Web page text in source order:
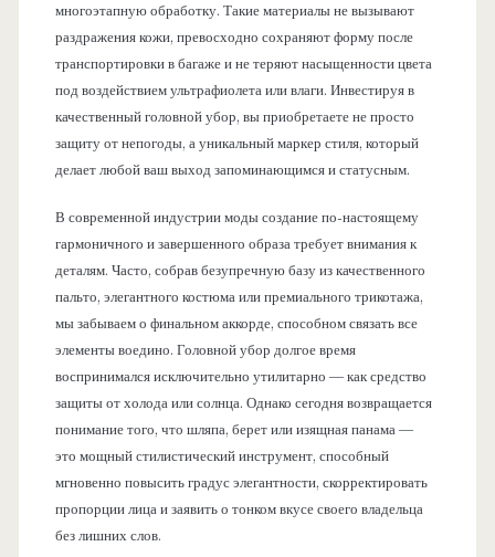
многоэтапную обработку. Такие материалы не вызывают
раздражения кожи, превосходно сохраняют форму после
транспортировки в багаже и не теряют насыщенности цвета
под воздействием ультрафиолета или влаги. Инвестируя в
качественный головной убор, вы приобретаете не просто
защиту от непогоды, а уникальный маркер стиля, который
делает любой ваш выход запоминающимся и статусным.
В современной индустрии моды создание по-настоящему
гармоничного и завершенного образа требует внимания к
деталям. Часто, собрав безупречную базу из качественного
пальто, элегантного костюма или премиального трикотажа,
мы забываем о финальном аккорде, способном связать все
элементы воедино. Головной убор долгое время
воспринимался исключительно утилитарно — как средство
защиты от холода или солнца. Однако сегодня возвращается
понимание того, что шляпа, берет или изящная панама —
это мощный стилистический инструмент, способный
мгновенно повысить градус элегантности, скорректировать
пропорции лица и заявить о тонком вкусе своего владельца
без лишних слов.